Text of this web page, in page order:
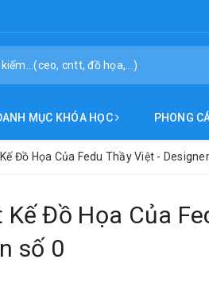
MỤC KHÓA HỌC PHONG
Đồ Họa Của Fedu Thầy Việt -
Đồ Họa Của
số 0